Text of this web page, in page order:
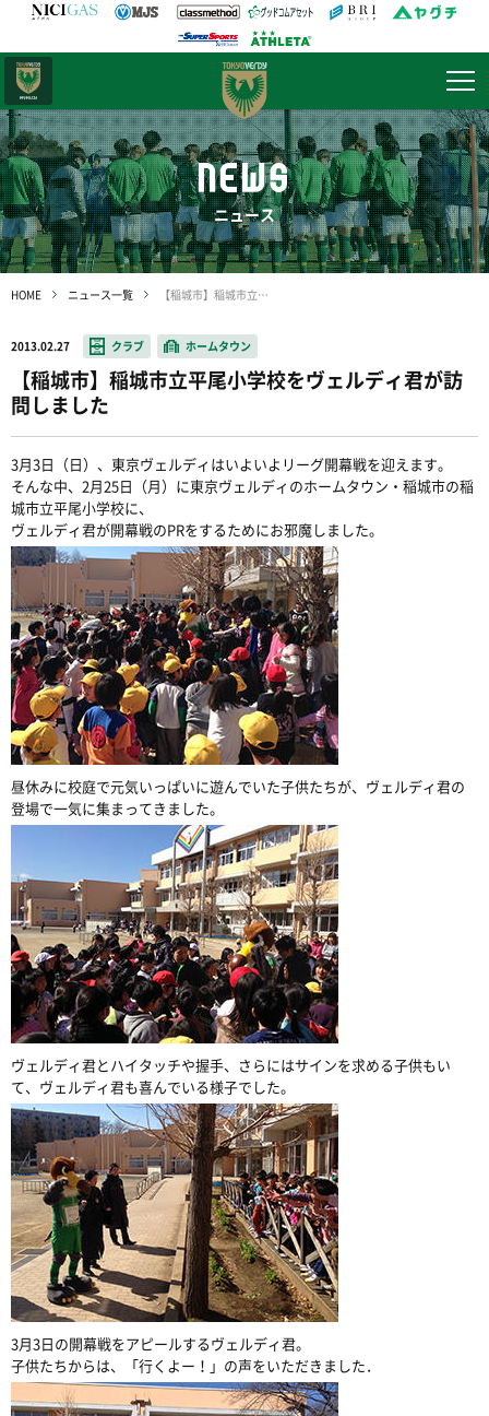
NEWS
ニュース
HOME ニュース一覧 【稲城市】稲城市立平尾小学校をヴェルディ君が訪問しました
2013.02.27 クラブ ホームタウン
【稲城市】稲城市立平尾小学校をヴェルディ君が訪
問しました
3月3日（日）、東京ヴェルディはいよいよリーグ開幕戦を迎えます。
そんな中、2月25日（月）に東京ヴェルディのホームタウン・稲城市の稲
城市立平尾小学校に、
ヴェルディ君が開幕戦のPRをするためにお邪魔しました。
昼休みに校庭で元気いっぱいに遊んでいた子供たちが、ヴェルディ君の
登場で一気に集まってきました。
ヴェルディ君とハイタッチや握手、さらにはサインを求める子供もい
て、ヴェルディ君も喜んでいる様子でした。
3月3日の開幕戦をアピールするヴェルディ君。
子供たちからは、「行くよー！」の声をいただきました．